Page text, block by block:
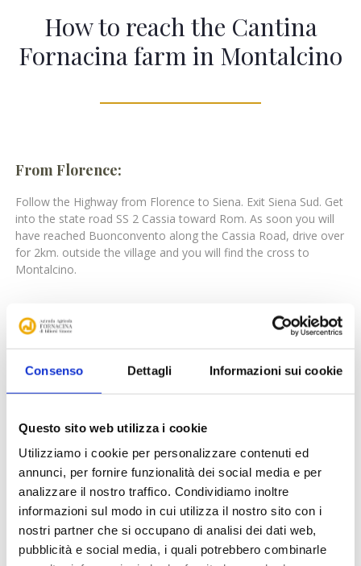
Consenso Dettagli Informazioni sui cookie
Questo sito web utilizza i cookie
Utilizziamo i cookie per personalizzare contenuti ed
annunci, per fornire funzionalità dei social media e per
analizzare il nostro traffico. Condividiamo inoltre
informazioni sul modo in cui utilizza il nostro sito con i
nostri partner che si occupano di analisi dei dati web,
pubblicità e social media, i quali potrebbero combinarle
How to reach the Cantina
Fornacina farm in Montalcino
From Florence:
Follow the Highway from Florence to Siena. Exit Siena Sud. Get
into the state road SS 2 Cassia toward Rom. As soon you will
have reached Buonconvento along the Cassia Road, drive over
for 2km. outside the village and you will find the cross to
Montalcino.
You have the choice between Cassia state road (toward
Florence (exit Chiusi- Chianciano Terme). When you have
reached Chiusi, follow the road toward Montepulciano-Pienza-
d’Orcia, get into Cassia toward Siena. After 5 min. you will find
From Grosseto:
Take the State Road toward Siena until the exit Paganico,
where you will easily find the signs to reach Montalcino.
Coordinates WGS84 location of the Farm